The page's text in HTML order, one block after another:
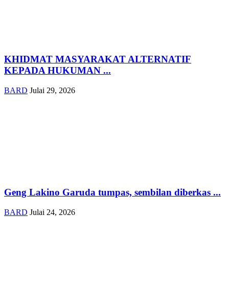
KHIDMAT MASYARAKAT ALTERNATIF
KEPADA HUKUMAN ...
BARD Julai 29, 2026
Geng Lakino Garuda tumpas, sembilan diberkas ...
BARD Julai 24, 2026